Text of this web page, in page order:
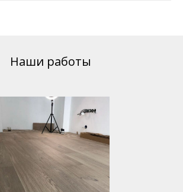
Наши работы